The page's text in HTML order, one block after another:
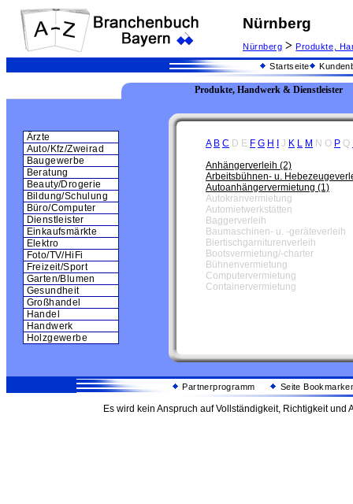
Nürnberg
Nürnberg > Produkte,
Startseite
Produkte, Handwerk & Dienstleister
Ärzte
Auto/Kfz/Zweirad
Baugewerbe
Beratung
Beauty/Drogerie
Bildung/Schulung
Büro/Computer
Dienstleister
Einkaufsmärkte
Elektro
Foto/TV/HiFi
Freizeit/Sport
Garten/Blumen
Gesundheit
Großhandel
Handel
Handwerk
Holzgewerbe
A B C D E F G H J K L M N O P Q
Anhängerverleih (2)
Arbeitsbühnen- u.
Autoanhängervermietung (1)
Autokranvermietung
Automietwerkstätten
Baggerverleih
Baumaschinen- u. -geräteverleih
Biertischgarniturenverleih
Bootsvermietung/-charter
Bühnenvermietung
Computervermietung
Containervermietung
Partnerprogramm Seite
Es wird kein Anspruch auf Vollständigkeit, Richtigkeit